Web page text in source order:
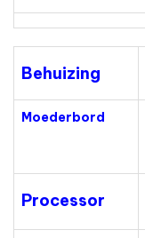
Behuizing
Moederbord
Processor